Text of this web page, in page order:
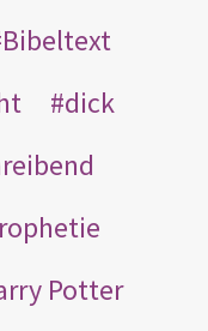
Bibeltext
dick
Potter